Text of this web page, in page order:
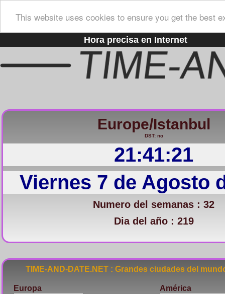
This website uses cookies to ensure you get the best
Hora precisa en Internet
Europe/Istanbul
DST: no
21:41:22
Viernes 7 de Agosto
Numero del semanas : 32
Dia del año : 219
TIME-AND-DATE.NET : Grandes ciudades del
Europa América